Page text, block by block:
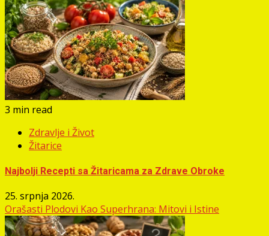
3 min read
Zdravlje i Život
Žitarice
Najbolji Recepti sa Žitaricama za Zdrave Obroke
25. srpnja 2026.
Orašasti Plodovi Kao Superhrana: Mitovi i Istine